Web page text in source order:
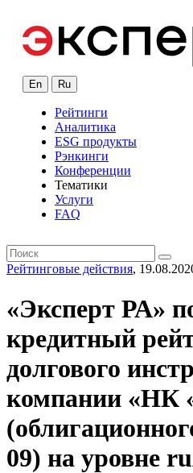
En Ru
Рейтинги
Аналитика
ESG продукты
Рэнкинги
Конференции
Тематики
Услуги
FAQ
Рейтинговые действия,
«Эксперт РА»
кредитный
долгового
компании «НК
09) на уровне